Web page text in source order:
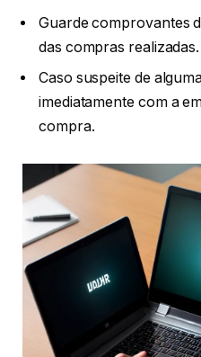
Guarde comprovantes
das compras realizadas.
Caso suspeite de
imediatamente com a
compra.